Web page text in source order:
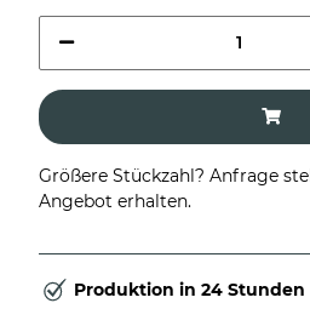
Größere Stückzahl? Anfrage
Angebot erhalten.
Produktion in 24 Stunden